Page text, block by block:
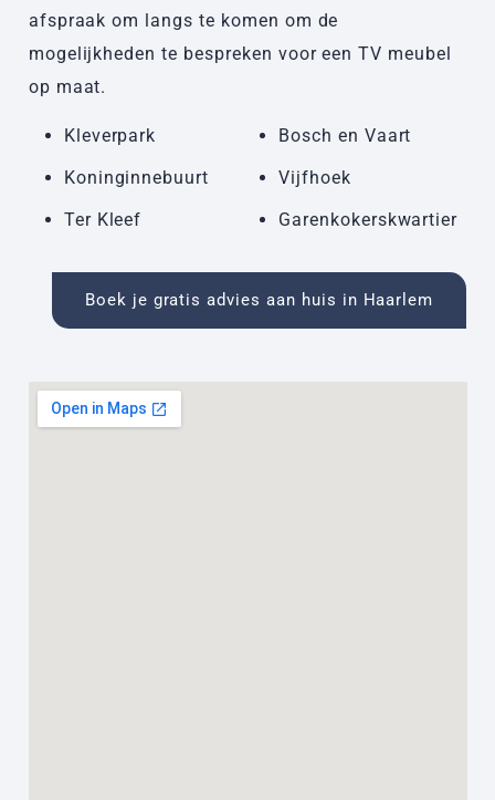
afspraak om langs te komen om de
mogelijkheden te bespreken voor een TV meubel
op maat.
Kleverpark
Bosch en Vaart
Koninginnebuurt
Vijfhoek
Ter Kleef
Garenkokerskwartier
Boek je gratis advies aan huis in Haarlem